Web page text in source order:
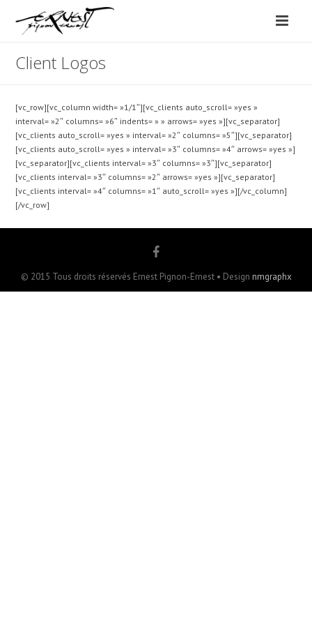
Client Logos
[vc_row][vc_column width= »1/1″][vc_clients auto_scroll= »yes »
interval= »2″ columns= »6″ indents= » » arrows= »yes »][vc_separator]
[vc_clients auto_scroll= »yes » interval= »2″ columns= »5″][vc_separator]
[vc_clients auto_scroll= »yes » interval= »3″ columns= »4″ arrows= »yes »]
[vc_separator][vc_clients interval= »3″ columns= »3″][vc_separator]
[vc_clients interval= »3″ columns= »2″ arrows= »yes »][vc_separator]
[vc_clients interval= »4″ columns= »1″ auto_scroll= »yes »][/vc_column]
[/vc_row]
© 2015 Tous droits réservés Ernest Pignon-Ernest • Design nmgraphx